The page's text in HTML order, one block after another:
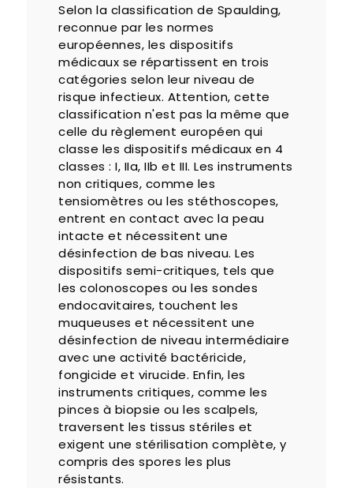
Selon la classification de Spaulding,
reconnue par les normes
européennes, les dispositifs
médicaux se répartissent en trois
catégories selon leur niveau de
risque infectieux. Attention, cette
classification n'est pas la même que
celle du règlement européen qui
classe les dispositifs médicaux en 4
classes : I, IIa, IIb et III. Les instruments
non critiques, comme les
tensiomètres ou les stéthoscopes,
entrent en contact avec la peau
intacte et nécessitent une
désinfection de bas niveau. Les
dispositifs semi-critiques, tels que
les colonoscopes ou les sondes
endocavitaires, touchent les
muqueuses et nécessitent une
désinfection de niveau intermédiaire
avec une activité bactéricide,
fongicide et virucide. Enfin, les
instruments critiques, comme les
pinces à biopsie ou les scalpels,
traversent les tissus stériles et
exigent une stérilisation complète, y
compris des spores les plus
résistants.